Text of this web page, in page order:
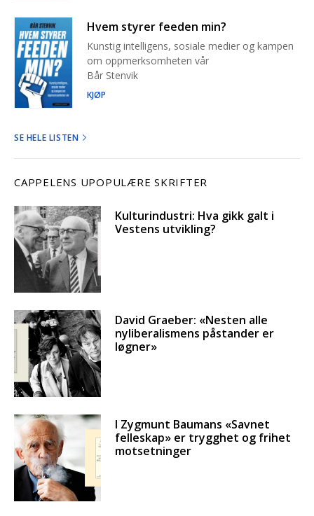
Hvem styrer feeden min?
Kunstig intelligens, sosiale medier og kampen
om oppmerksomheten vår
Bår Stenvik
KJØP
SE HELE LISTEN
CAPPELENS UPOPULÆRE SKRIFTER
Kulturindustri: Hva gikk galt i
Vestens utvikling?
David Graeber: «Nesten alle
nyliberalismens påstander er
løgner»
I Zygmunt Baumans «Savnet
felleskap» er trygghet og frihet
motsetninger